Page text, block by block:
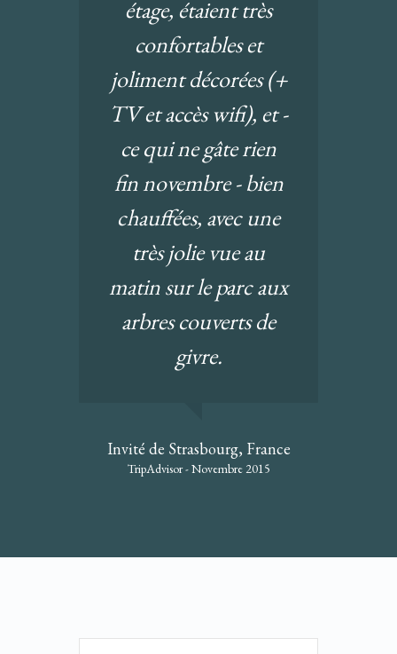
étage, étaient très
confortables et
joliment décorées (+
TV et accès wifi), et -
ce qui ne gâte rien
fin novembre - bien
chauffées, avec une
très jolie vue au
matin sur le parc aux
arbres couverts de
givre.
Invité de Strasbourg, France
TripAdvisor - Novembre 2015